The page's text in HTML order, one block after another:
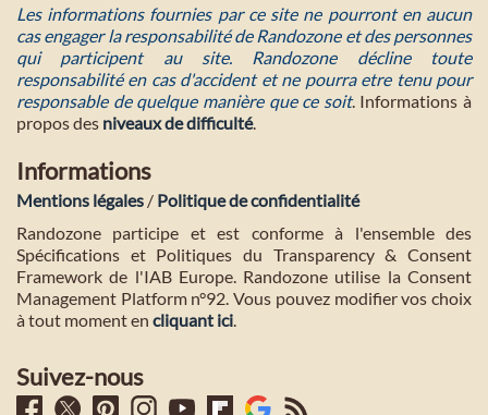
Les informations fournies par ce site ne pourront en aucun
cas engager la responsabilité de Randozone et des personnes
qui participent au site. Randozone décline toute
responsabilité en cas d'accident et ne pourra etre tenu pour
responsable de quelque manière que ce soit. Informations à
propos des niveaux de difficulté.
Informations
Mentions légales / Politique de confidentialité
Randozone participe et est conforme à l'ensemble des
Spécifications et Politiques du Transparency & Consent
Framework de l'IAB Europe. Randozone utilise la Consent
Management Platform n°92. Vous pouvez modifier vos choix
à tout moment en cliquant ici.
Suivez-nous